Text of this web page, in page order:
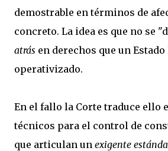
demostrable en términos de
concreto. La idea es que no se
atrás en derechos que un
operativizado.
En el fallo la Corte traduce ello
técnicos para el control de
que articulan un exigente